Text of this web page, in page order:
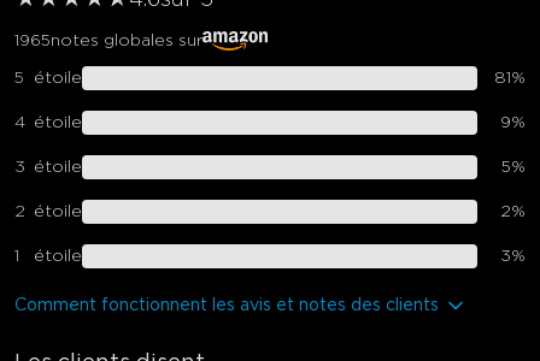
1965notes globales sur
5 étoile 81%
4 étoile 9%
3 étoile 5%
2 étoile 2%
1 étoile 3%
Comment fonctionnent les avis et notes des clients